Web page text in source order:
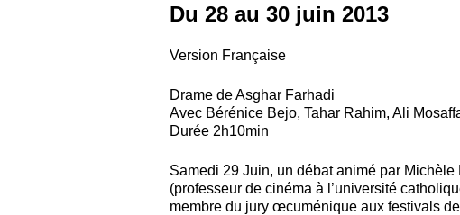
Du 28 au 30 juin 2013
Version Française
Drame de Asghar Farhadi
Avec Bérénice Bejo, Tahar Rahim, Ali
Durée 2h10min
Samedi 29 Juin, un débat animé par Michèle
(professeur de cinéma à l’université
membre du jury œcuménique aux festivals